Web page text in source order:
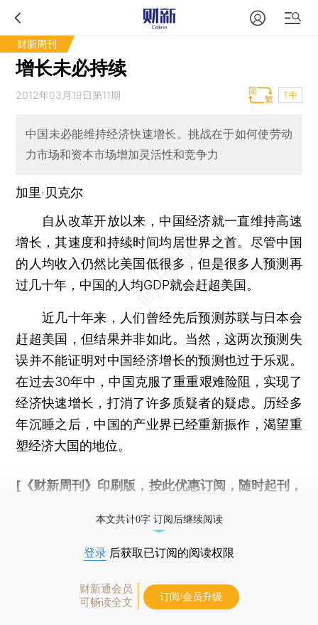
财新周刊
增长未必持续
2012年03月19日第11期 T中
中国未必能维持经济快速增长。挑战在于如何使劳动
力市场和资本市场增加灵活性和竞争力
加里·贝克尔
自从改革开放以来，中国经济就一直维持高速
增长，其速度和持续时间均居世界之首。尽管中国
的人均收入仍然比美国低很多，但是很多人预测再
过几十年，中国的人均GDP就会赶超美国。
近几十年来，人们曾经先后预测苏联与日本会
赶超美国，但结果并非如此。当然，这两次预测失
误并不能证明对中国经济增长的预测也过于乐观。
在过去30年中，中国克服了重重艰难险阻，实现了
经济快速增长，打消了许多质疑者的疑虑。历经多
年沉睡之后，中国的产业界已经重新振作，渴望重
塑经济大国的地位。
[《财新周刊》印刷版， 按此优惠订阅 ，随时起刊，
本文共计0字 订阅后继续阅读
登录 后获取已订阅的阅读权限
财新通会员
可畅读全文
订阅/会员升级